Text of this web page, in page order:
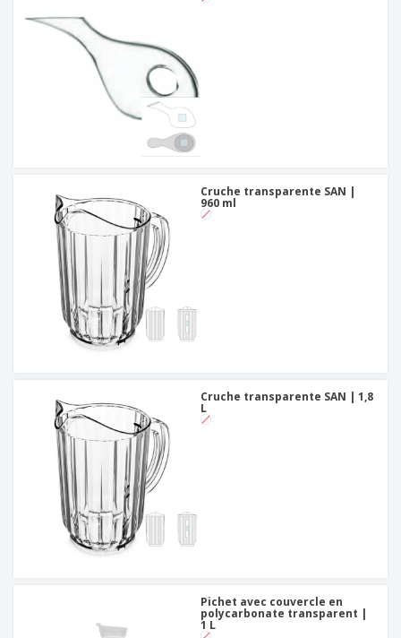
Cruche transparente SAN |
960 ml
Cruche transparente SAN | 1,8
L
Pichet avec couvercle en
polycarbonate transparent |
1 L